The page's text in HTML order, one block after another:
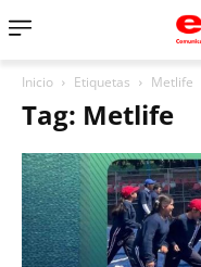
Inicio Etiquetas Metlife
Tag: Metlife